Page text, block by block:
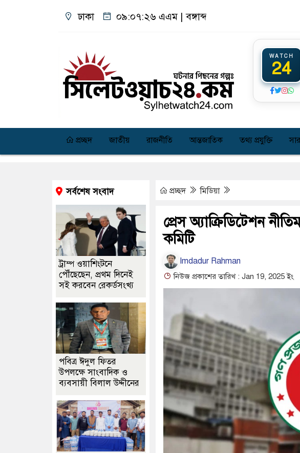
ঢাকা ০৯:০৭:২৭ এএম| বঙ্গাব্দ
WATCH
24
প্রচ্ছদ জাতীয় রাজনীতি আন্তজাতিক তথ্য প্রযুক্তি
প্রচ্ছদ মিডিয়া
প্রেস অ্যাক্রিডিটেশন
কমিটি
Imdadur Rahman
নিউজ প্রকাশের তারিখ : Jan 19, 2025 ইং
সর্বশেষ সংবাদ
ট্রাম্প ওয়াশিংটনে
পৌঁছেছেন, প্রথম দিনেই
সই করবেন রেকর্ডসংখ্য
পবিত্র ঈদুল ফিতর
উপলক্ষে সাংবাদিক ও
ব্যবসায়ী বিলাল উদ্দীনের